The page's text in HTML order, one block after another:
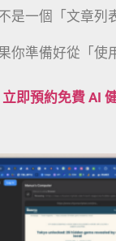
是一個「文章列
你準備好從「使
立即預約免費 AI